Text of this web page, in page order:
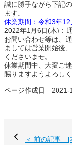
誠に勝手ながら下記
ます。
休業期間：令和3年
2022年1月6日(木)：
お問い合わせ等は、
ましては営業開始後
くださいませ。
休業期間中、大変ご
賜りますようよろし
ページ作成日 2021-
＜ 前の記事 [